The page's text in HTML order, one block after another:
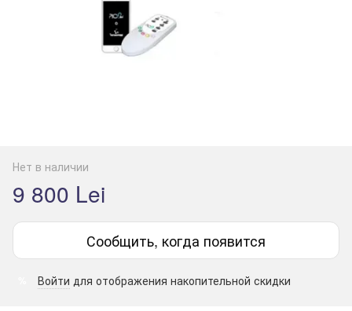
Нет в наличии
9 800 Lei
Сообщить, когда появится
Войти для отображения накопительной скидки